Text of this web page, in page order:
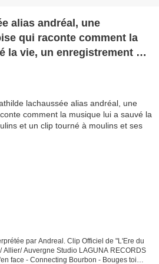
alias andréal, une
qui raconte comment la
la vie, un enregistrement à
par Andreal. Clip Officiel de "L'Ere du
Allier/ Auvergne Studio LAGUNA RECORDS
face - Connecting Bourbon - Bouges toi